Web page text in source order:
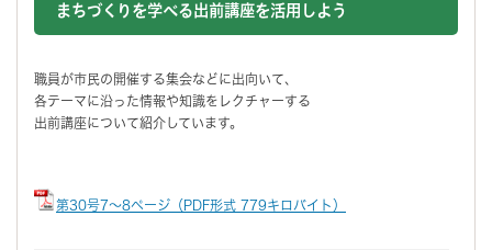
まちづくりを学べる出前講座を活用しよう
職員が市民の開催する集会などに出向いて、
各テーマに沿った情報や知識をレクチャーする
出前講座について紹介しています。
第30号7～8ページ（PDF形式 779キロバイト）